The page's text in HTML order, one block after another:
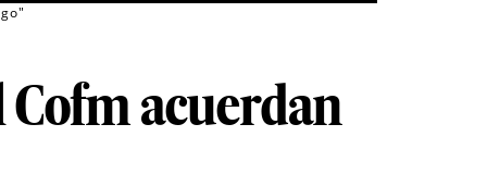
acuerdan